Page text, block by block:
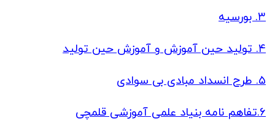
۳.بورسیه
۴.تولید حین آموزش و آموزش حین تولید
۵. طرح انسداد مبادی بی سوادی
۶.تفاهم نامه بنیاد علمی آموزشی قلمچی